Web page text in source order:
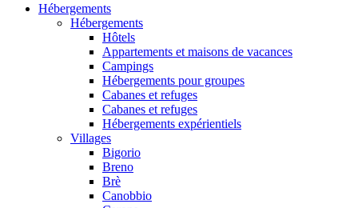
Hébergements
Hébergements
Hôtels
Appartements et maisons de vacances
Campings
Hébergements pour groupes
Cabanes et refuges
Cabanes et refuges
Hébergements expérientiels
Villages
Bigorio
Breno
Brè
Canobbio